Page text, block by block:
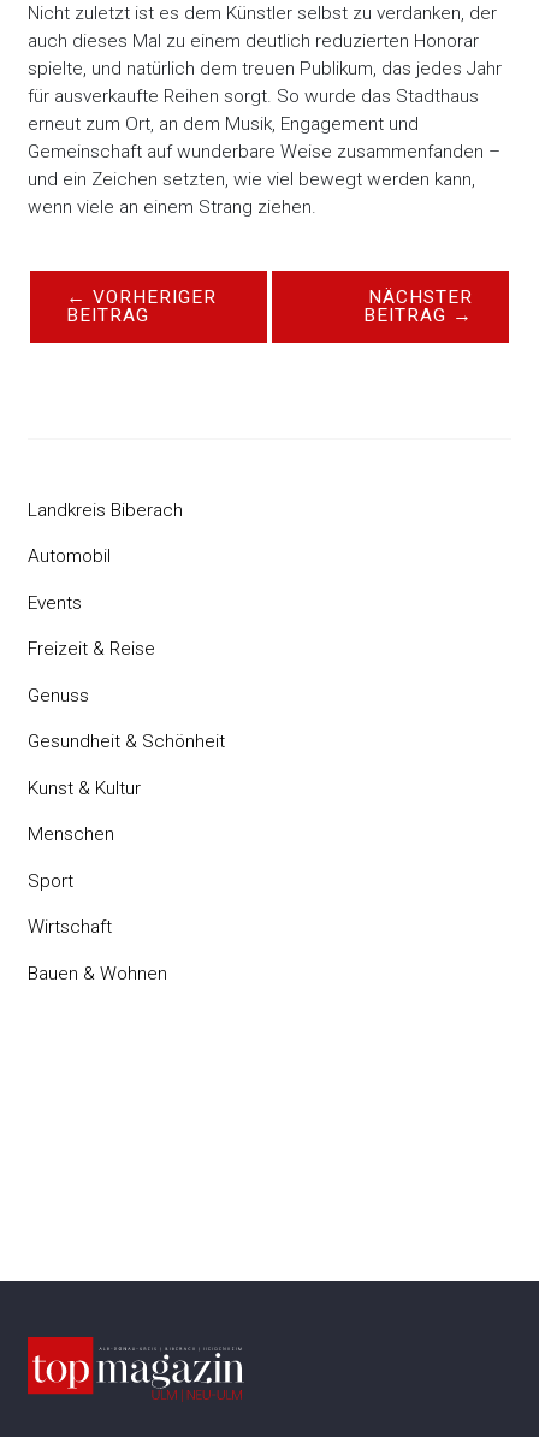
Nicht zuletzt ist es dem Künstler selbst zu verdanken, der
auch dieses Mal zu einem deutlich reduzierten Honorar
spielte, und natürlich dem treuen Publikum, das jedes Jahr
für ausverkaufte Reihen sorgt. So wurde das Stadthaus
erneut zum Ort, an dem Musik, Engagement und
Gemeinschaft auf wunderbare Weise zusammenfanden –
und ein Zeichen setzten, wie viel bewegt werden kann,
wenn viele an einem Strang ziehen.
← VORHERIGER
BEITRAG
NÄCHSTER
BEITRAG →
Landkreis Biberach
Automobil
Events
Freizeit & Reise
Genuss
Gesundheit & Schönheit
Kunst & Kultur
Menschen
Sport
Wirtschaft
Bauen & Wohnen